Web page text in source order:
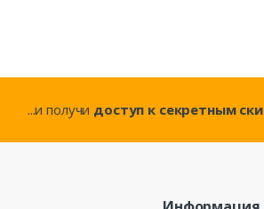
...и получи доступ к секретным